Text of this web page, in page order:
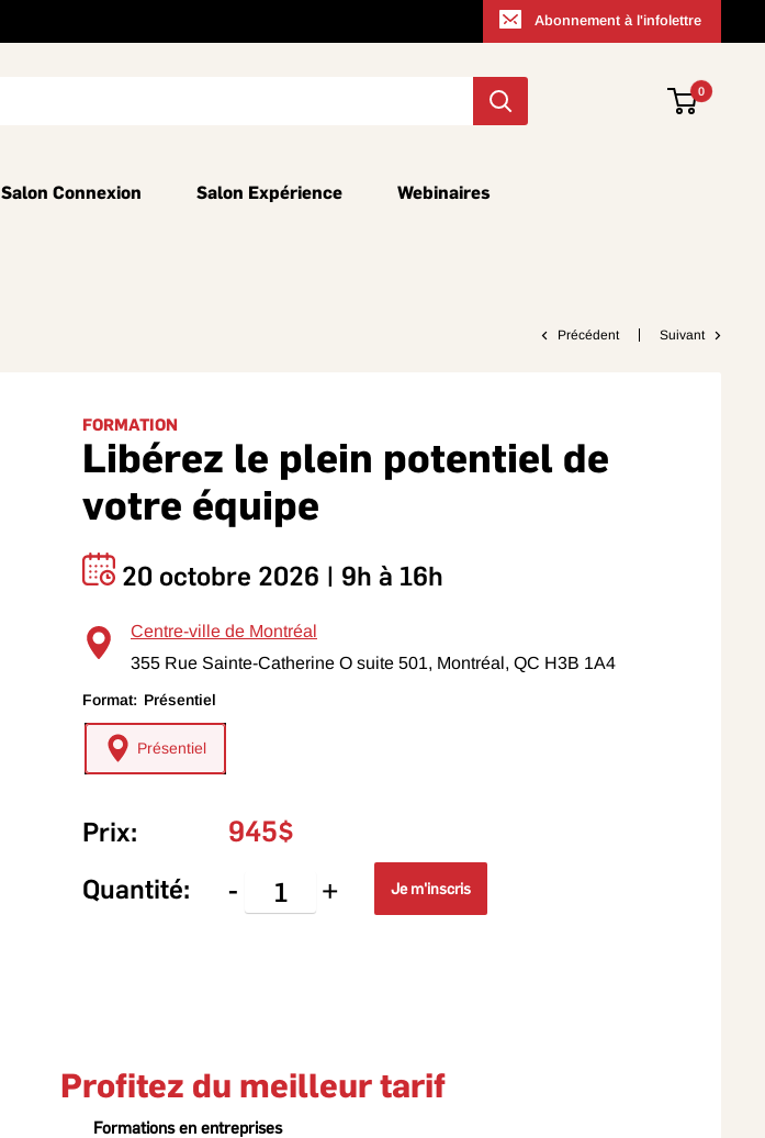
Abonnement à l'infolettre
0
Salon Connexion Salon Expérience Webinaires
Précédent Suivant
FORMATION
Libérez le plein potentiel de
votre équipe
20 octobre 2026 | 9h à 16h
Centre-ville de Montréal
355 Rue Sainte-Catherine O suite 501, Montréal, QC H3B 1A4
Format: Présentiel
Présentiel
Prix: 945$
Quantité: - + Je m'inscris
Profitez du meilleur tarif
Formations en entreprises